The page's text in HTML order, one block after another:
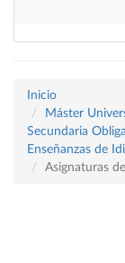
Inicio
Máster
Secundaria
Enseñanzas de
Asignaturas